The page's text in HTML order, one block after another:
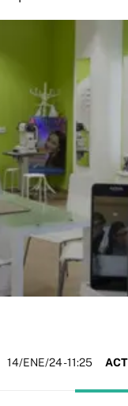
14/ENE/24- 11:25